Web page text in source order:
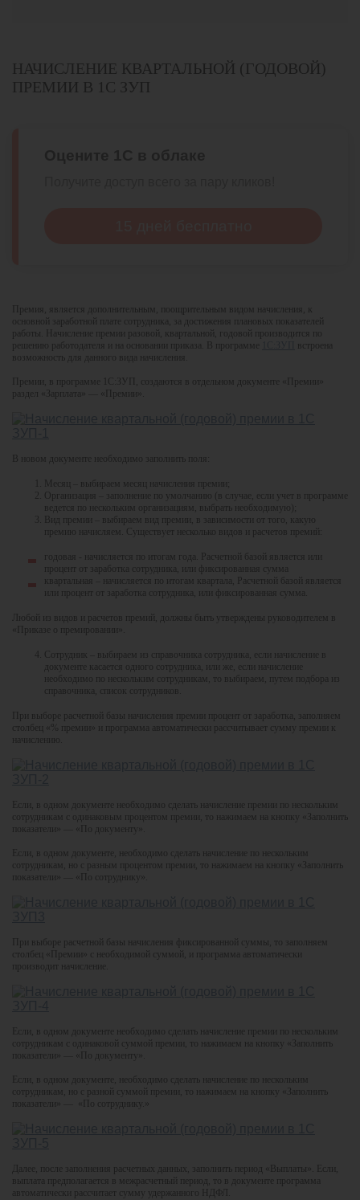
НАЧИСЛЕНИЕ КВАРТАЛЬНОЙ (ГОДОВОЙ)
ПРЕМИИ В 1С ЗУП
Премия, является дополнительным, поощрительным видом начисления, к
основной заработной плате сотрудника, за достижения плановых показателей
работы. Начисление премии разовой, квартальной, годовой производится по
решению работодателя и на основании приказа. В программе
встроена
возможность для данного вида начисления.
Премии, в программе 1С:ЗУП, создаются в отдельном документе «Премии»
раздел «Зарплата» — «Премии».
В новом документе необходимо заполнить поля:
Месяц – выбираем месяц начисления премии;
Организация – заполнение по умолчанию (в случае, если учет в программе
ведется по нескольким организациям, выбрать необходимую);
Вид премии – выбираем вид премии, в зависимости от того, какую
премию начисляем. Существует несколько видов и расчетов премий:
годовая - начисляется по итогам года. Расчетной базой является или
процент от заработка сотрудника, или фиксированная сумма
квартальная – начисляется по итогам квартала, Расчетной базой является
или процент от заработка сотрудника, или фиксированная сумма.
Любой из видов и расчетов премий, должны быть утверждены руководителем в
«Приказе о премировании».
Сотрудник – выбираем из справочника сотрудника, если начисление в
документе касается одного сотрудника, или же, если начисление
необходимо по нескольким сотрудникам, то выбираем, путем подбора из
справочника, список сотрудников.
При выборе расчетной базы начисления премии процент от заработка, заполняем
столбец «% премии» и программа автоматически рассчитывает сумму премии к
начислению.
Если, в одном документе необходимо сделать начисление премии по нескольким
сотрудникам с одинаковым процентом премии, то нажимаем на кнопку «Заполнить
показатели» — «По документу».
Если, в одном документе, необходимо сделать начисление по нескольким
сотрудникам, но с разным процентом премии, то нажимаем на кнопку «Заполнить
показатели» — «По сотруднику».
При выборе расчетной базы начисления фиксированной суммы, то заполняем
столбец «Премии» с необходимой суммой, и программа автоматически
производит начисление.
Если, в одном документе необходимо сделать начисление премии по нескольким
сотрудникам с одинаковой суммой премии, то нажимаем на кнопку «Заполнить
показатели» — «По документу».
Если, в одном документе, необходимо сделать начисление по нескольким
сотрудникам, но с разной суммой премии, то нажимаем на кнопку «Заполнить
показатели» — «По сотруднику.»
Далее, после заполнения расчетных данных, заполнить период «Выплаты». Если,
выплата предполагается в межрасчетный период, то в документе программа
автоматически рассчитает сумму удержанного НДФЛ.